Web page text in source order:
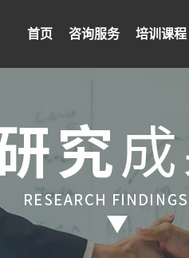
首页 咨询服务 培训课程